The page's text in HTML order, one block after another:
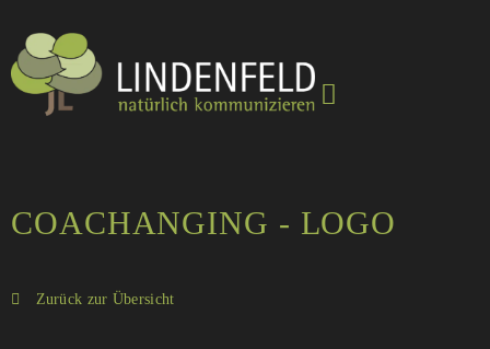
COACHANGING - LOGO
Zurück zur Übersicht